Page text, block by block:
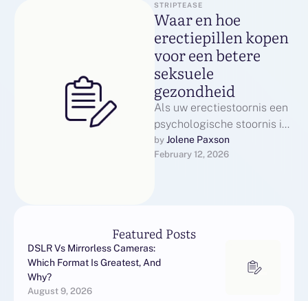
STRIPTEASE
Waar en hoe
erectiepillen kopen
voor een betere
seksuele
gezondheid
Als uw erectiestoornis een
psychologische stoornis is,
hebt u mogelijk een
gespecialiseerde
by Jolene Paxson
February 12, 2026
Featured Posts
DSLR Vs Mirrorless Cameras:
Which Format Is Greatest, And
Why?
August 9, 2026